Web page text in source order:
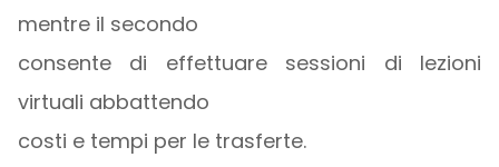
mentre il secondo
consente di effettuare sessioni di lezioni
virtuali abbattendo
costi e tempi per le trasferte.